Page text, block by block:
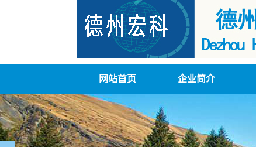
网站首页 企业简介